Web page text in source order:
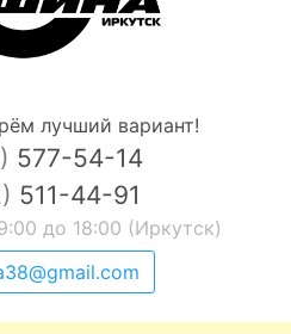
лучший вариант!
577-54-14
511-44-91
до 18:00 (Иркутск)